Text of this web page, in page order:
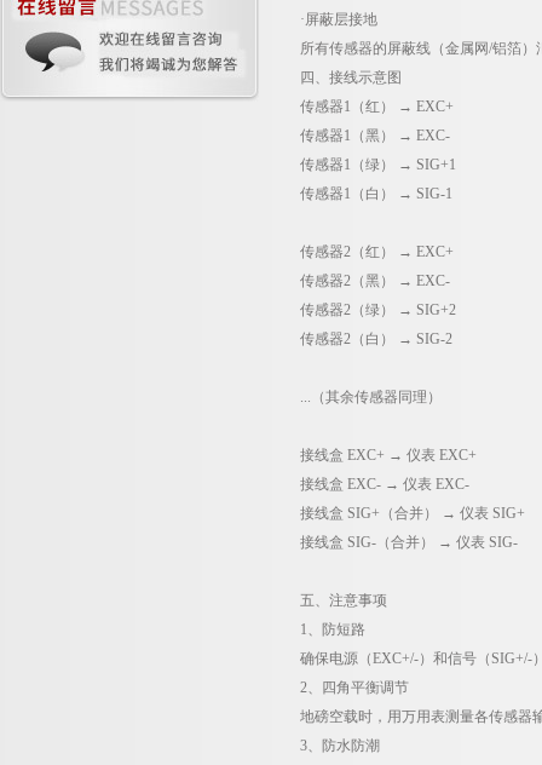
·屏蔽层接地
所有传感器的屏蔽线（金属网/铝箔）
四、接线示意图
传感器1 （红） → EXC+
传感器1 （黑） → EXC-
传感器1 （绿） → SIG+1
传感器1 （白） → SIG-1
传感器2 （红） → EXC+
传感器2 （黑） → EXC-
传感器2 （绿） → SIG+2
传感器2 （白） → SIG-2
... （其余传感器同理）
接线盒 EXC+ → 仪表 EXC+
接线盒 EXC- → 仪表 EXC-
接线盒 SIG+ （合并） → 仪表 SIG+
接线盒 SIG- （合并） → 仪表 SIG-
五、注意事项
1、防短路
确保电源（EXC+/-）和信号（SIG+/-
2、四角平衡调节
地磅空载时，用万用表测量各传感器
3、防水防潮